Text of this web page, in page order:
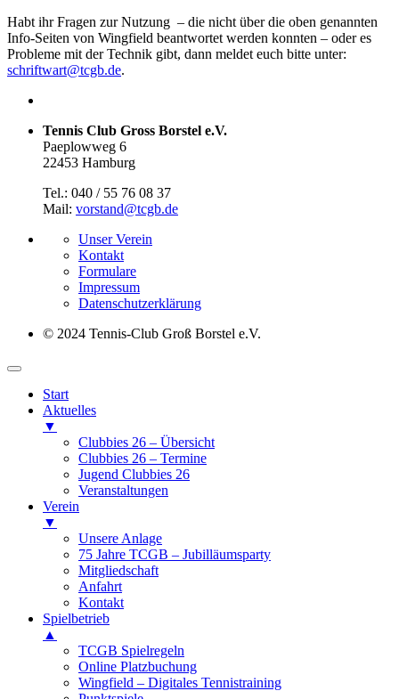
Habt ihr Fragen zur Nutzung – die nicht über die oben genannten
Info-Seiten von Wingfield beantwortet werden konnten – oder es
Probleme mit der Technik gibt, dann meldet euch bitte unter:
schriftwart@tcgb.de.
Tennis Club Gross Borstel e.V.
Paeplowweg 6
22453 Hamburg
Tel.: 040 / 55 76 08 37
Mail: vorstand@tcgb.de
Unser Verein
Kontakt
Formulare
Impressum
Datenschutz­erklärung
© 2024 Tennis-Club Groß Borstel e.V.
Start
Aktuelles
▼
Clubbies 26 – Übersicht
Clubbies 26 – Termine
Jugend Clubbies 26
Veranstaltungen
Verein
▼
Unsere Anlage
75 Jahre TCGB – Jubilläumsparty
Mitgliedschaft
Anfahrt
Kontakt
Spielbetrieb
▲
TCGB Spielregeln
Online Platzbuchung
Wingfield – Digitales Tennistraining